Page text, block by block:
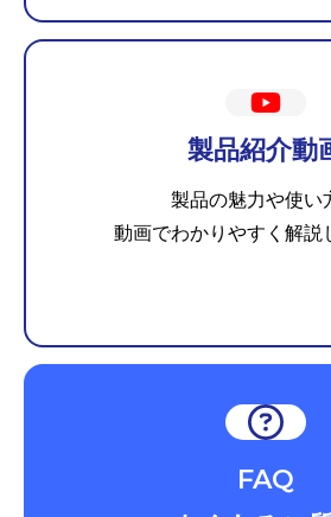
製品紹介動
製品の魅力や使い
動画でわかりやすく解説
FAQ